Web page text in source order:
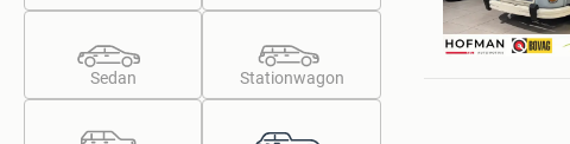
Sedan Stationwagon
Spiering &
Rotterdam